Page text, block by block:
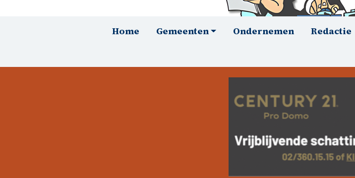
HoofdnavigatieHome Gemeenten Ondernemen Redactie